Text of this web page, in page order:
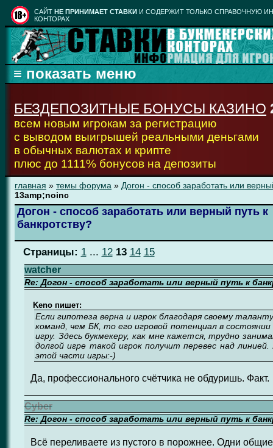
CАЙТ НЕ ПРИНИМАЕТ СТАВКИ И СОДЕРЖИТ ТОЛЬКО СПРАВОЧНУЮ
КОНТОРАХ
БЕЗДЕПОЗИТНЫЕ БОНУСЫ КАЗИНО
всем новым игрокам за регистрацию
с выводом выигрышей реальными деньгами
в обычных валютах и крипте
плюс до 1111% бонусов на депозиты
главная » темы форума » Догон - способ заработать или
13amp;noinc
Догон - способ заработать или верный путь к
банкротству?
Страницы: 1... 12 13 14 15
watcher
Re: Догон - способ заработать или верный путь к
Keno пишет:
Если гипотеза верна и игрок благодаря своему
команд, чем БК, то его игровой потенциал в
игру. Здесь букмекеру, как мне кажется, трудно
долгой игре такой игрок получит перевес над
этой части игры:-)
Да, профессионального счётчика не обдуришь. Факт.
Cyber
Re: Догон - способ заработать или верный путь к
Всё переливаете из пустого в порожнее. Одни